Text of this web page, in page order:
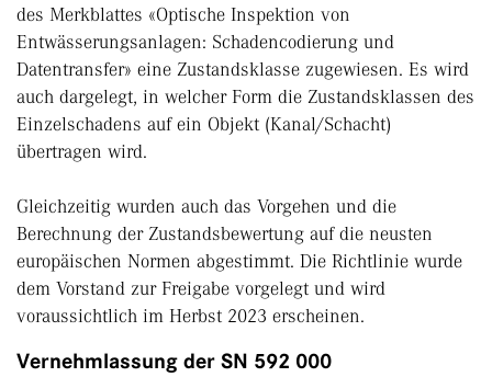
des Merkblattes «Optische Inspektion von
Entwässerungsanlagen: Schadencodierung und
Datentransfer» eine Zustandsklasse zugewiesen. Es wird
auch dargelegt, in welcher Form die Zustandsklassen des
Einzelschadens auf ein Objekt (Kanal/Schacht)
übertragen wird.
Gleichzeitig wurden auch das Vorgehen und die
Berechnung der Zustandsbe­wertung auf die neusten
europäischen Normen abgestimmt. Die Richtlinie wurde
dem Vorstand zur Freigabe vorgelegt und wird
voraussichtlich im Herbst 2023 erscheinen.
Vernehmlassung der SN 592 000